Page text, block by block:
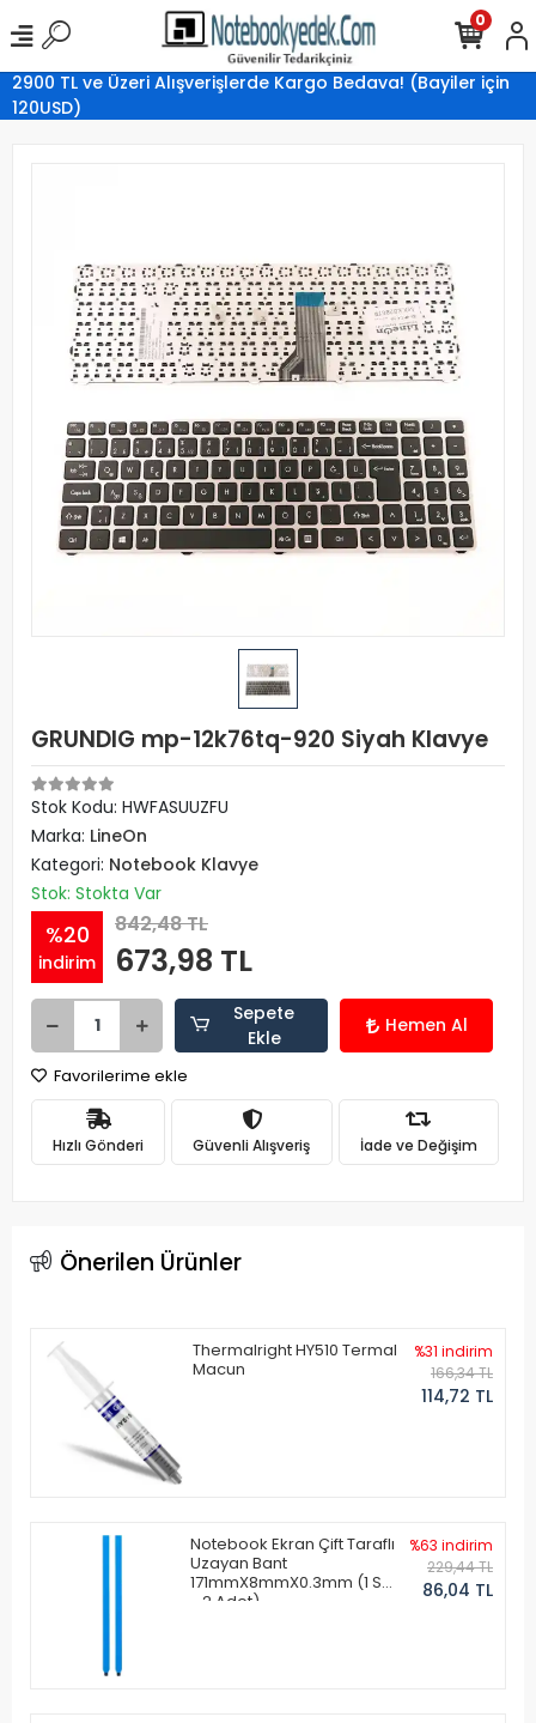
2900 TL ve Üzeri Alışverişlerde Kargo Bedava! (Bayiler için
120USD)
0
GRUNDIG mp-12k76tq-920 Siyah Klavye
Stok Kodu: HWFASUUZFU
Marka: LineOn
Kategori: Notebook Klavye
Stok: Stokta Var
%20
indirim
842,48 TL
673,98 TL
Sepete
Ekle
Hemen Al
Favorilerime ekle
Hızlı Gönderi Güvenli Alışveriş İade ve Değişim
Önerilen Ürünler
Thermalright HY510 Termal
Macun
%31 indirim
166,34 TL
114,72 TL
Notebook Ekran Çift Taraflı
Uzayan Bant
171mmX8mmX0.3mm (1 Set
- 2 Adet)
%63 indirim
229,44 TL
86,04 TL